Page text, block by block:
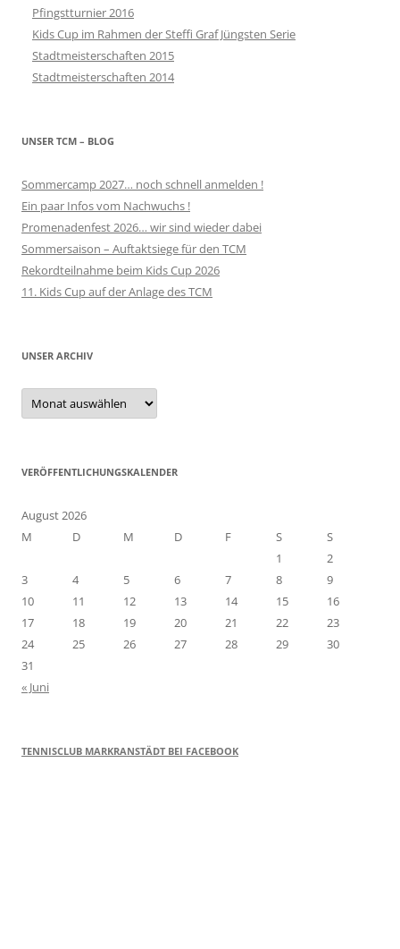
Pfingstturnier 2016
Kids Cup im Rahmen der Steffi Graf Jüngsten Serie
Stadtmeisterschaften 2015
Stadtmeisterschaften 2014
UNSER TCM – BLOG
Sommercamp 2027… noch schnell anmelden !
Ein paar Infos vom Nachwuchs !
Promenadenfest 2026… wir sind wieder dabei
Sommersaison – Auftaktsiege für den TCM
Rekordteilnahme beim Kids Cup 2026
11. Kids Cup auf der Anlage des TCM
UNSER ARCHIV
Unser
Archiv
VERÖFFENTLICHUNGSKALENDER
August 2026
M
D M D F S
S
1
2
3
4 5 6 7 8
9
10
11 12 13 14 15
16
17
18 19 20 21 22
23
24
25 26 27 28 29
30
31
« Juni
TENNISCLUB MARKRANSTÄDT BEI FACEBOOK